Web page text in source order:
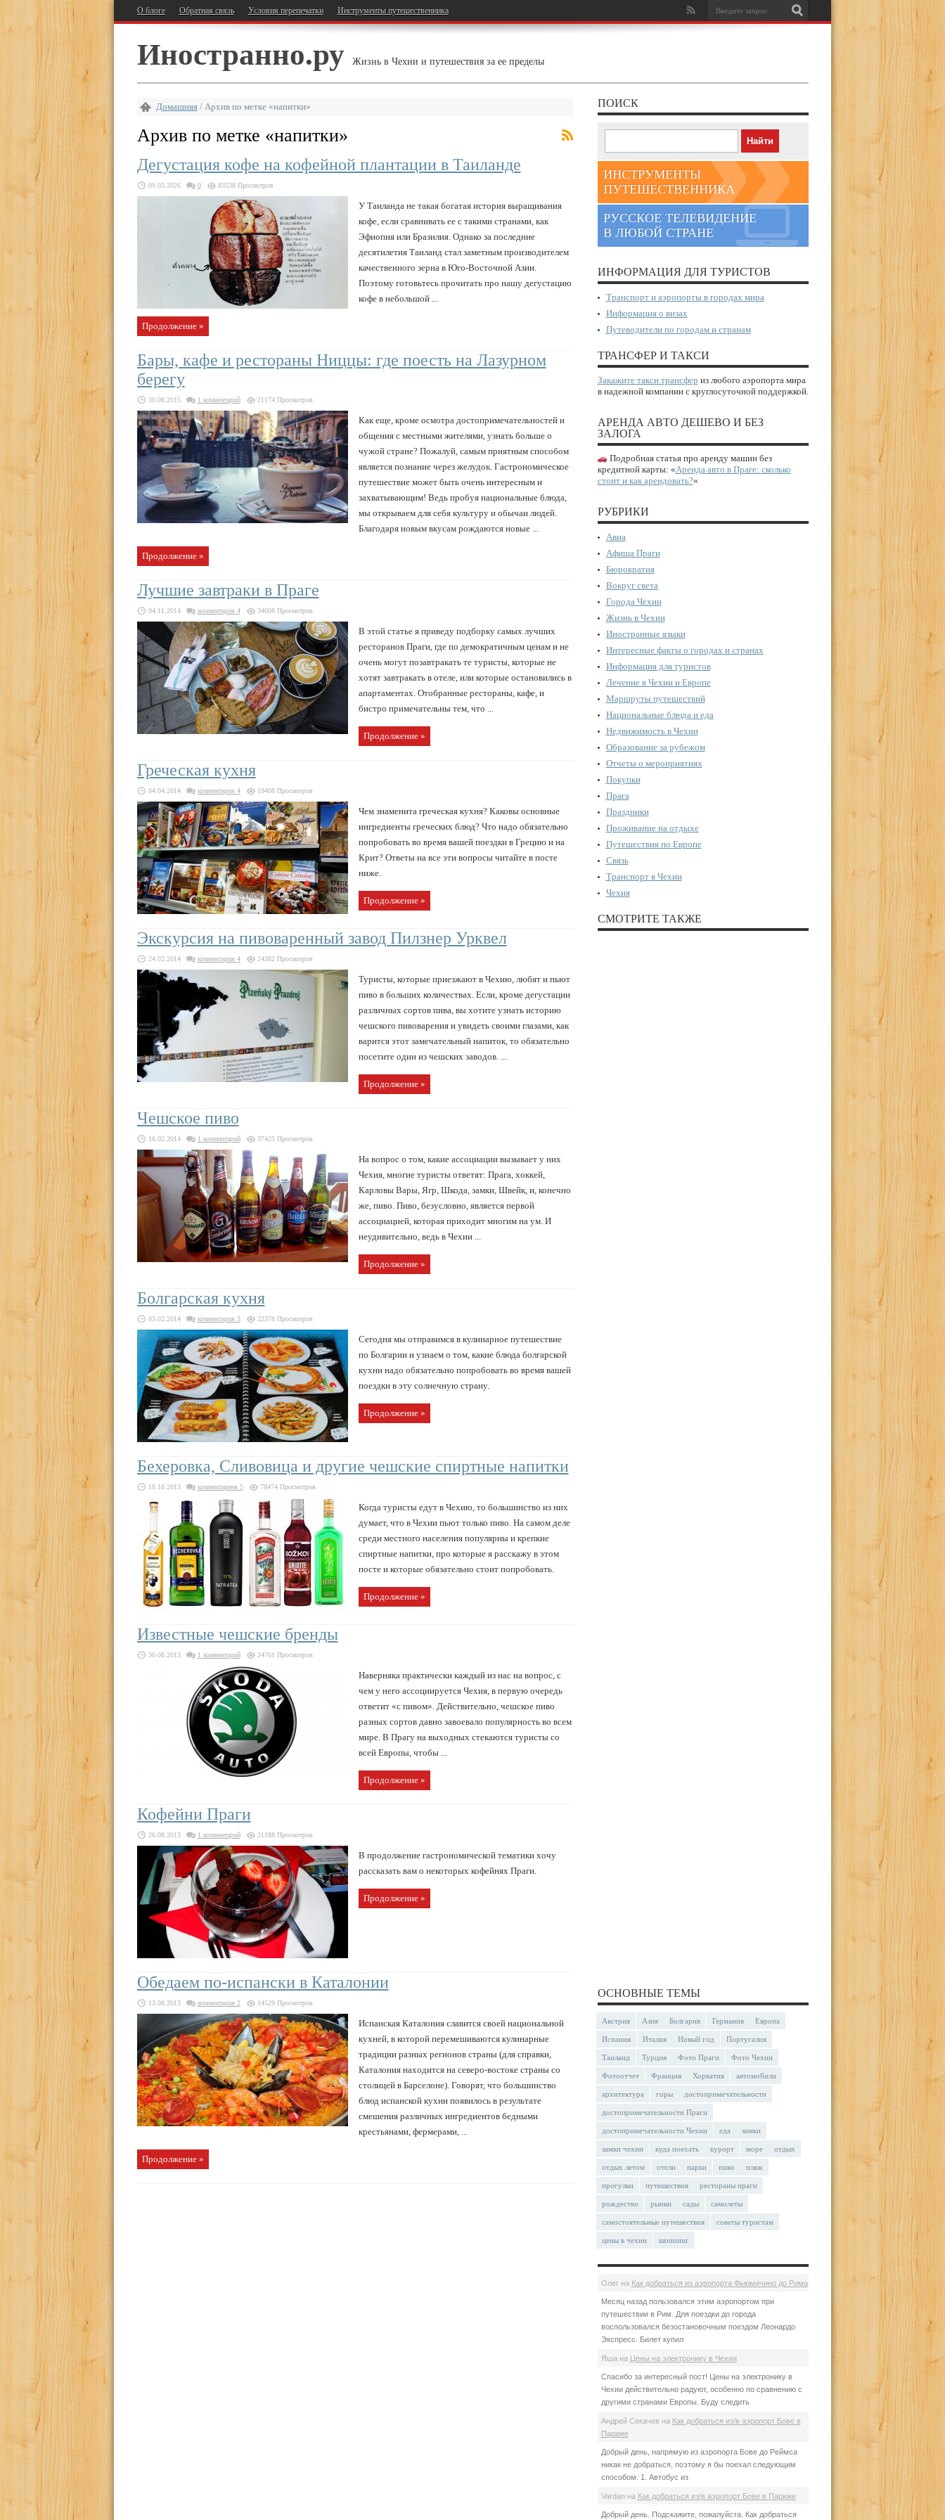
О блоге Обратная связь Условия перепечатки Инструменты путешественника
Иностранно.ру Жизнь в Чехии и путешествия за ее пределы
Домашняя/ Архив по метке «напитки»
Архив по метке «напитки»
Дегустация кофе на кофейной плантации в Таиланде
09.03.2026 0 83538 Просмотров
У Таиланда не такая богатая история выращивания
кофе, если сравнивать ее с такими странами, как
Эфиопия или Бразилия. Однако за последние
десятилетия Таиланд стал заметным производителем
качественного зерна в Юго-Восточной Азии.
Поэтому готовьтесь прочитать про нашу дегустацию
кофе в небольшой ...
Продолжение »
Бары, кафе и рестораны Ниццы: где поесть на Лазурном
берегу
30.08.2015 1 комментарий 21174 Просмотров
Как еще, кроме осмотра достопримечательностей и
общения с местными жителями, узнать больше о
чужой стране? Пожалуй, самым приятным способом
является познание через желудок. Гастрономическое
путешествие может быть очень интересным и
захватывающим! Ведь пробуя национальные блюда,
мы открываем для себя культуру и обычаи людей.
Благодаря новым вкусам рождаются новые ...
Продолжение »
Лучшие завтраки в Праге
04.11.2014 комментария 4 34608 Просмотров
В этой статье я приведу подборку самых лучших
ресторанов Праги, где по демократичным ценам и не
очень могут позавтракать те туристы, которые не
хотят завтракать в отеле, или которые остановились в
апартаментах. Отобранные рестораны, кафе, и
бистро примечательны тем, что ...
Продолжение »
Греческая кухня
04.04.2014 комментария 4 19408 Просмотров
Чем знаменита греческая кухня? Каковы основные
ингредиенты греческих блюд? Что надо обязательно
попробовать во время вашей поездки в Грецию и на
Крит? Ответы на все эти вопросы читайте в посте
ниже.
Продолжение »
Экскурсия на пивоваренный завод Пилзнер Урквел
24.02.2014 комментария 4 24382 Просмотров
Туристы, которые приезжают в Чехию, любят и пьют
пиво в больших количествах. Если, кроме дегустации
различных сортов пива, вы хотите узнать историю
чешского пивоварения и увидеть своими глазами, как
варится этот замечательный напиток, то обязательно
посетите один из чешских заводов. ...
Продолжение »
Чешское пиво
18.02.2014 1 комментарий 37425 Просмотров
На вопрос о том, какие ассоциации вызывает у них
Чехия, многие туристы ответят: Прага, хоккей,
Карловы Вары, Ягр, Шкода, замки, Швейк, и, конечно
же, пиво. Пиво, безусловно, является первой
ассоциацией, которая приходит многим на ум. И
неудивительно, ведь в Чехии ...
Продолжение »
Болгарская кухня
03.02.2014 комментария 3 22378 Просмотров
Сегодня мы отправимся в кулинарное путешествие
по Болгарии и узнаем о том, какие блюда болгарской
кухни надо обязательно попробовать во время вашей
поездки в эту солнечную страну.
Продолжение »
Бехеровка, Сливовица и другие чешские спиртные напитки
10.10.2013 комментариев 5 78474 Просмотров
Когда туристы едут в Чехию, то большинство из них
думает, что в Чехии пьют только пиво. На самом деле
среди местного населения популярны и крепкие
спиртные напитки, про которые я расскажу в этом
посте и которые обязательно стоит попробовать.
Продолжение »
Известные чешские бренды
30.08.2013 1 комментарий 24761 Просмотров
Наверняка практически каждый из нас на вопрос, с
чем у него ассоциируется Чехия, в первую очередь
ответит «с пивом». Действительно, чешское пиво
разных сортов давно завоевало популярность во всем
мире. В Прагу на выходных стекаются туристы со
всей Европы, чтобы ...
Продолжение »
Кофейни Праги
26.08.2013 1 комментарий 21188 Просмотров
В продолжение гастрономической тематики хочу
рассказать вам о некоторых кофейнях Праги.
Продолжение »
Обедаем по-испански в Каталонии
13.08.2013 комментария 2 14529 Просмотров
Испанская Каталония славится своей национальной
кухней, в которой перемешиваются кулинарные
традиции разных регионов страны (для справки,
Каталония находится на северо-востоке страны со
столицей в Барселоне). Говорят, что большинство
блюд испанской кухни появилось в результате
смешения различных ингредиентов бедными
крестьянами, фермерами, ...
Продолжение »
ПОИСК
ИНСТРУМЕНТЫ
ПУТЕШЕСТВЕННИКА
РУССКОЕ ТЕЛЕВИДЕНИЕ
В ЛЮБОЙ СТРАНЕ
ИНФОРМАЦИЯ ДЛЯ ТУРИСТОВ
Транспорт и аэропорты в городах мира
Информация о визах
Путеводители по городам и странам
ТРАНСФЕР И ТАКСИ
Закажите такси трансфер из любого аэропорта мира
в надежной компании с круглосуточной поддержкой.
АРЕНДА АВТО ДЕШЕВО И БЕЗ
ЗАЛОГА
Подробная статья про аренду машин без
кредитной карты: «Аренда авто в Праге: сколько
стоит и как арендовать?«
РУБРИКИ
Авиа
Афиша Праги
Бюрократия
Вокруг света
Города Чехии
Жизнь в Чехии
Иностранные языки
Интересные факты о городах и странах
Информация для туристов
Лечение в Чехии и Европе
Маршруты путешествий
Национальные блюда и еда
Недвижимость в Чехии
Образование за рубежом
Отчеты о мероприятиях
Покупки
Прага
Праздники
Проживание на отдыхе
Путешествия по Европе
Связь
Транспорт в Чехии
Чехия
СМОТРИТЕ ТАКЖЕ
ОСНОВНЫЕ ТЕМЫ
Австрия Азия Болгария Германия Европа
Испания Италия Новый год Португалия
Таиланд Турция Фото Праги Фото Чехии
Фотоотчет Франция Хорватия автомобили
архитектура горы достопримечательности
достопримечательности Праги
достопримечательности Чехии еда замки
замки чехии куда поехать курорт море отдых
отдых летом отели парки пиво пляж
прогулки путешествия рестораны праги
рождество рынки сады самолеты
самостоятельные путешествия советы туристам
цены в чехии шоппинг
Олегна Как добраться из аэропорта Фьюмичино до Рима
Месяц назад пользовался этим аэропортом при
путешествии в Рим. Для поездки до города
воспользовался безостановочным поездом Леонардо
Экспресс. Билет купил
Яша на Цены на электронику в Чехии
Спасибо за интересный пост! Цены на электронику в
Чехии действительно радуют, особенно по сравнению с
другими странами Европы. Буду следить
Андрей Секачев на Как добраться из/в аэропорт Бове в
Париже
Добрый день, напрямую из аэропорта Бове до Реймса
никак не добраться, поэтому я бы поехал следующим
способом. 1. Автобус из
Vardanна Как добраться из/в аэропорт Бове в Париже
Добрый день. Подскажите, пожалуйста. Как добраться